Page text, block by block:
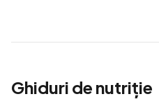
Ghiduri de nutriție